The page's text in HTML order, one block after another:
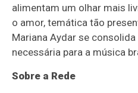
alimentam um olhar mais
o amor, temática tão
Mariana Aydar se
necessária para a música
Sobre a Rede